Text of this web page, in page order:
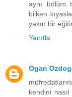
aynı bölüm
bilken
yakın bir
Yanıtla
Ogan
kendini